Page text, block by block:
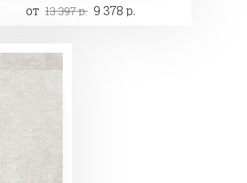
от 13 397 р. 9 378 р.